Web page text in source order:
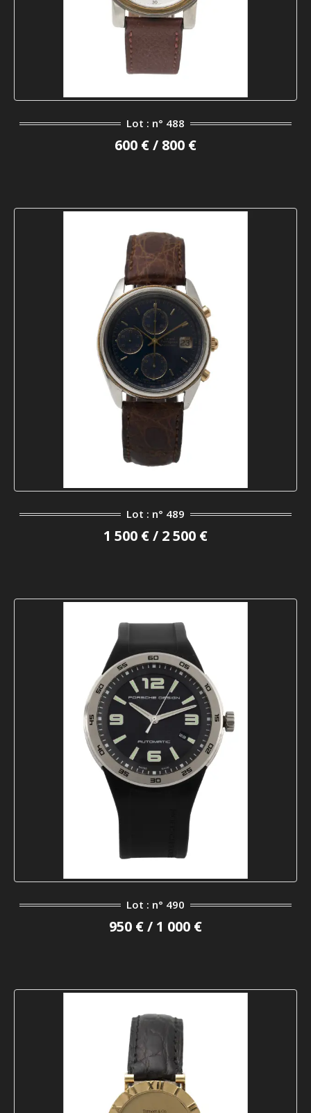
Lot : n° 488
600 € / 800 €
Lot : n° 489
1 500 € / 2 500 €
Lot : n° 490
950 € / 1 000 €